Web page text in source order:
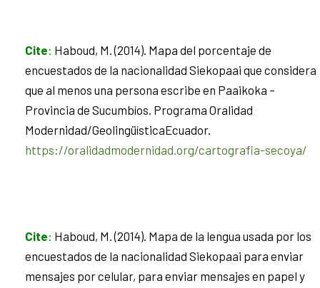
Cite: Haboud, M. (2014). Mapa del porcentaje de
encuestados de la nacionalidad Siekopaai que considera
que al menos una persona escribe en Paaikoka –
Provincia de Sucumbíos. Programa Oralidad
Modernidad/GeolingüísticaEcuador.
https://oralidadmodernidad.org/cartografia-secoya/
Cite: Haboud, M. (2014). Mapa de la lengua usada por los
encuestados de la nacionalidad Siekopaai para enviar
mensajes por celular, para enviar mensajes en papel y